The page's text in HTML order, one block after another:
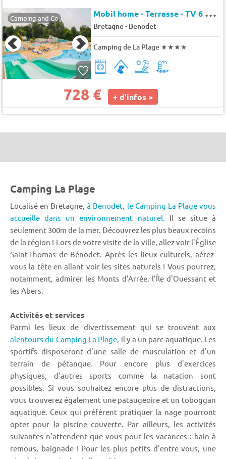
Camping and Co M
obil home - Terrasse - TV 6 pers.
Bretagne- Benodet
Camping de La Plage ★★★★
728 € + d'infos >
Camping La Plage
Localisé en Bretagne,à Benodet, le Camping La Plage vous
accueille dans un environnement naturel.
Il se situe à
seulement 300m de la mer. Découvrez les plus beaux recoins
de la région ! Lors de votre visite de la ville, allez voir l'Église
Saint-Thomas de Bénodet. Après les lieux culturels, aérez-
vous la tête en allant voir les sites naturels ! Vous pourrez,
notamment, admirer les Monts d'Arrée, l'Île d'Ouessant et
les Abers.
Activités et services
Parmi les lieux de divertissement qui se trouvent aux
alentours du Camping La Plage , il y a un parc aquatique. Les
sportifs disposeront d'une salle de musculation et d'un
terrain de pétanque. Pour encore plus d'exercices
physiques, d'autres sports comme la natation sont
possibles. Si vous souhaitez encore plus de distractions,
vous trouverez également une pataugeoire et un toboggan
aquatique. Ceux qui préfèrent pratiquer la nage pourront
opter pour la piscine couverte. Par ailleurs, les activités
suivantes n'attendent que vous pour les vacances : bain à
remous, baignade ! Pour les plus petits d'entre vous, une